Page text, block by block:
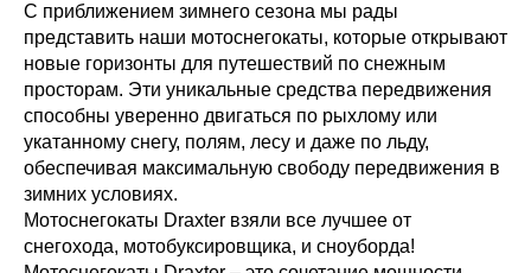
С приближением зимнего сезона мы рады
представить наши мотоснегокаты, которые открывают
новые горизонты для путешествий по снежным
просторам. Эти уникальные средства передвижения
способны уверенно двигаться по рыхлому или
укатанному снегу, полям, лесу и даже по льду,
обеспечивая максимальную свободу передвижения в
зимних условиях.
Мотоснегокаты Draxter взяли все лучшее от
снегохода, мотобуксировщика, и сноуборда!